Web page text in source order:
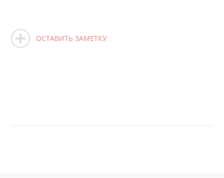
ОСТАВИТЬ ЗАМЕТКУ